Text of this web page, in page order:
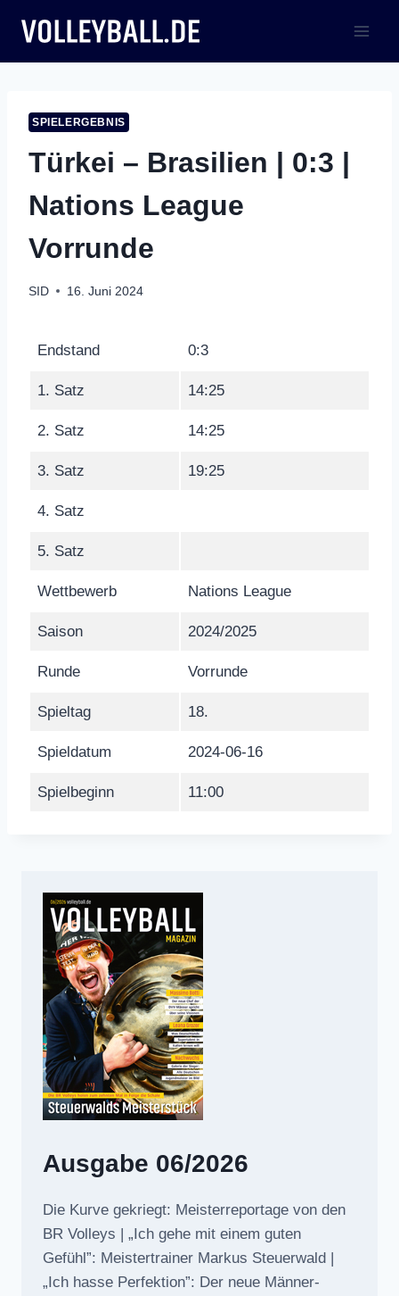
Inhalt
springen
SPIELERGEBNIS
Türkei – Brasilien | 0:3 |
Nations League
Vorrunde
SID 16. Juni 2024
Endstand 0:3
1. Satz 14:25
2. Satz 14:25
3. Satz 19:25
4. Satz
5. Satz
Wettbewerb Nations League
Saison 2024/2025
Runde Vorrunde
Spieltag 18.
Spieldatum 2024-06-16
Spielbeginn 11:00
Ausgabe 06/2026
Die Kurve gekriegt: Meisterreportage von den
BR Volleys | „Ich gehe mit einem guten
Gefühl”: Meistertrainer Markus Steuerwald |
„Ich hasse Perfektion”: Der neue Männer-